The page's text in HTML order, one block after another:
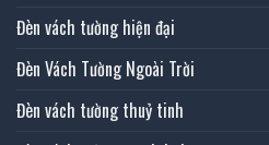
Đèn vách tường hiện đại
Đèn Vách Tường Ngoài Trời
Đèn vách tường thuỷ tinh